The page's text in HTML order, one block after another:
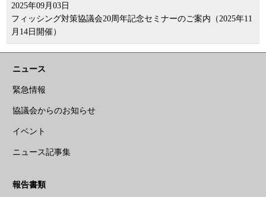
2025年09月03日
フィッシング対策協議会20周年記念セミナーのご案内（2025年11
月14日開催）
ニュース
緊急情報
協議会からのお知らせ
イベント
ニュース記事集
報告書類